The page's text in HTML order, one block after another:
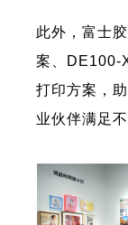
此外，富士
案、DE100-
打印方案，
业伙伴满足